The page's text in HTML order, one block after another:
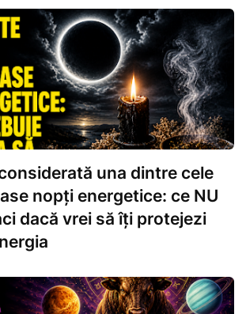
una dintre cele
nopți energetice: ce NU
dacă vrei să îți protejezi